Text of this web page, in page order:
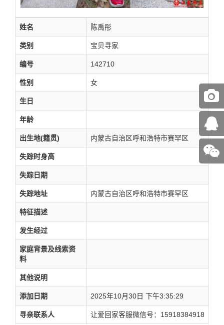
姓名 陈禹彤
类别 宝贝寻家
编号 142710
性别 女
生日
年龄
出生地(籍贯) 内蒙古自治区呼和浩特市赛罕区
失踪时身高
失踪日期
失踪地址 内蒙古自治区呼和浩特市赛罕区
特征描述
发生经过
家庭背景及线索资
料
其他说明
添加日期 2025年10月30日 下午3:35:29
寻亲联系人 让爱回家客服微信号：15918384918